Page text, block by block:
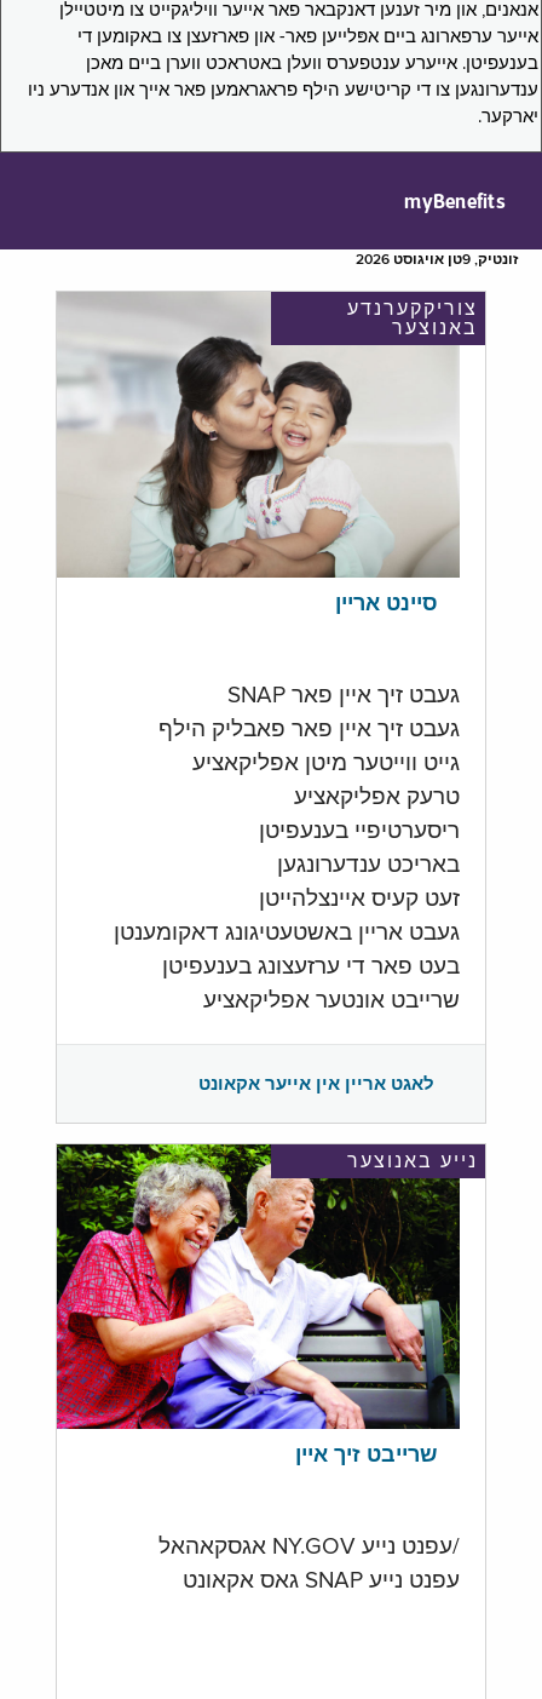
אנאנים, און מיר זענען דאנקבאר פאר אייער וויליגקייט צו מיטטיילן
אייער ערפארונג ביים אפּלייען פאר- און פארזעצן צו באקומען די
בענעפיטן. אייערע ענטפערס וועלן באטראכט ווערן ביים מאכן
ענדערונגען צו די קריטישע הילף פראגראמען פאר אייך און אנדערע ניו
יארקער.
myBenefits
זונטיק, 9טן אויגוסט 2026
צוריקקערנדע
באנוצער
סיינט אריין
געבט זיך איין פאר SNAP
געבט זיך איין פאר פאבליק הילף
גייט ווייטער מיטן אפליקאציע
טרעק אפליקאציע
ריסערטיפיי בענעפיטן
באריכט ענדערונגען
זעט קעיס איינצלהייטן
געבט אריין באשטעטיגונג דאקומענטן
בעט פאר די ערזעצונג בענעפיטן
שרייבט אונטער אפליקאציע
לאגט אריין אין אייער אקאונט
נייע באנוצער
שרייבט זיך איין
/עפנט נייע NY.GOV אגסקאהאל
עפנט נייע SNAP גאס אקאונט